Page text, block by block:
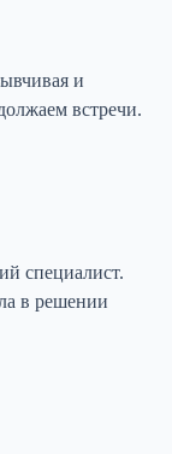
и
встречи.
специалист.
в решении